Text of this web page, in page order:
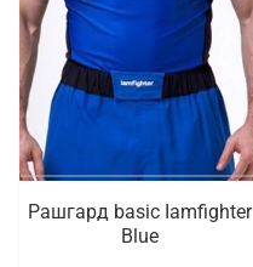
Рашгард basic Iamfighter
Blue